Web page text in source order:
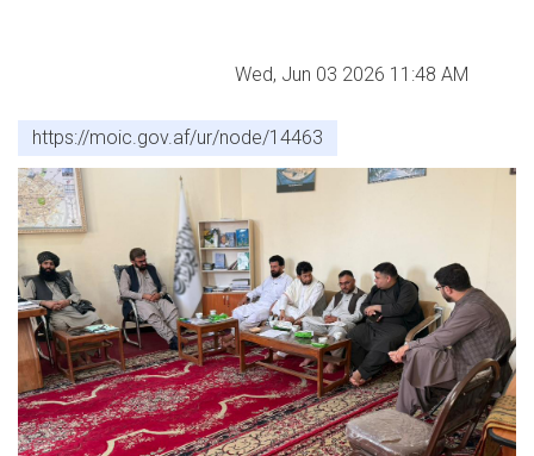
Wed, Jun 03 2026 11:48 AM
https://moic.gov.af/ur/node/14463